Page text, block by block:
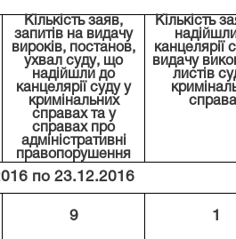
Кількість заяв,
запитів на видачу
вироків, постанов,
ухвал суду, що
надійшли до
канцелярії суду у
кримінальних
справах та у
справах про
адміністративні
правопорушення
Кількість
канцелярії
видачу
листів
по 23.12.2016
9 1